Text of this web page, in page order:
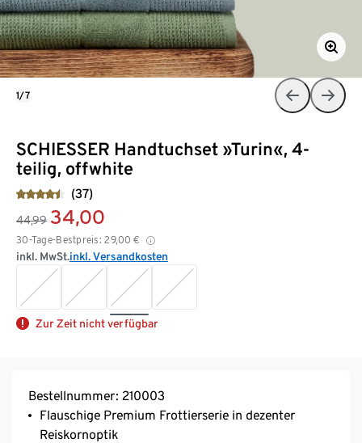
SCHIESSER Handtuchset »Turin«, 4-
teilig, offwhite
(37)
44,99 34,00
30-Tage-Bestpreis: 29,00 €
inkl. MwSt.inkl. Versandkosten
Zur Zeit nicht verfügbar
1/7
Bestellnummer: 210003
Flauschige Premium Frottierserie in dezenter
Reiskornoptik